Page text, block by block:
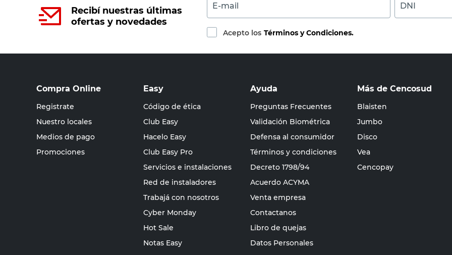
Recibí nuestras últimas
ofertas y novedades
E-mail DNI
Acepto los Términos y Condiciones.
Compra Online
Registrate
Nuestro locales
Medios de pago
Promociones
Easy
Código de ética
Club Easy
Hacelo Easy
Club Easy Pro
Servicios e instalaciones
Red de instaladores
Trabajá con nosotros
Cyber Monday
Hot Sale
Notas Easy
Ayuda
Preguntas Frecuentes
Validación Biométrica
Defensa al consumidor
Términos y condiciones
Decreto 1798/94
Acuerdo ACYMA
Venta empresa
Contactanos
Libro de quejas
Datos Personales
Más de Cencosud
Blaisten
Jumbo
Disco
Vea
Cencopay